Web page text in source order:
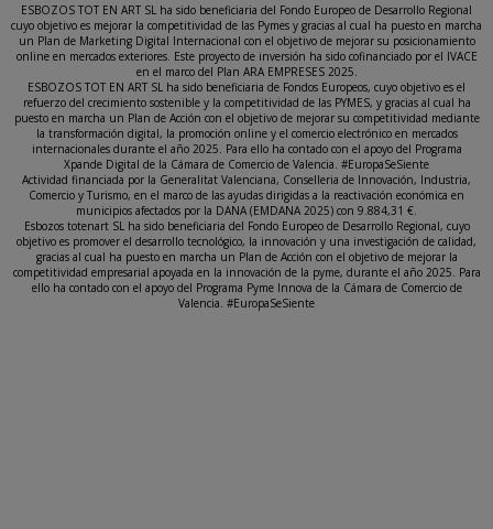
ESBOZOS TOT EN ART SL ha sido beneficiaria del Fondo Europeo de Desarrollo Regional
cuyo objetivo es mejorar la competitividad de las Pymes y gracias al cual ha puesto en marcha
un Plan de Marketing Digital Internacional con el objetivo de mejorar su posicionamiento
online en mercados exteriores. Este proyecto de inversión ha sido cofinanciado por el IVACE
en el marco del Plan ARA EMPRESES 2025.
ESBOZOS TOT EN ART SL ha sido beneficiaria de Fondos Europeos, cuyo objetivo es el
refuerzo del crecimiento sostenible y la competitividad de las PYMES, y gracias al cual ha
puesto en marcha un Plan de Acción con el objetivo de mejorar su competitividad mediante
la transformación digital, la promoción online y el comercio electrónico en mercados
internacionales durante el año 2025. Para ello ha contado con el apoyo del Programa
Xpande Digital de la Cámara de Comercio de Valencia. #EuropaSeSiente
Actividad financiada por la Generalitat Valenciana, Conselleria de Innovación, Industria,
Comercio y Turismo, en el marco de las ayudas dirigidas a la reactivación económica en
municipios afectados por la DANA (EMDANA 2025) con 9.884,31 €.
Esbozos totenart SL ha sido beneficiaria del Fondo Europeo de Desarrollo Regional, cuyo
objetivo es promover el desarrollo tecnológico, la innovación y una investigación de calidad,
gracias al cual ha puesto en marcha un Plan de Acción con el objetivo de mejorar la
competitividad empresarial apoyada en la innovación de la pyme, durante el año 2025. Para
ello ha contado con el apoyo del Programa Pyme Innova de la Cámara de Comercio de
Valencia. #EuropaSeSiente